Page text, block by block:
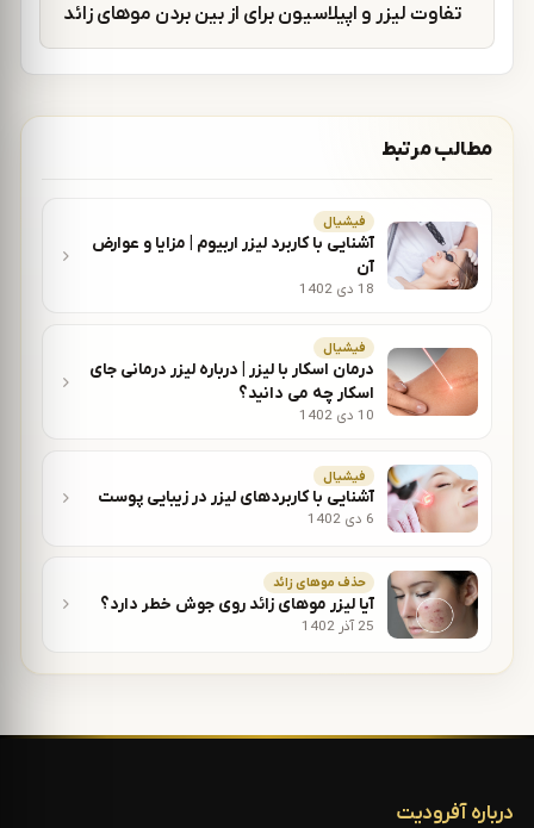
تفاوت لیزر و اپیلاسیون برای از بین بردن موهای زائد
مطالب مرتبط
فیشیال
آشنایی با کاربرد لیزر اربیوم | مزایا و عوارض
آن
18 دی 1402
فیشیال
درمان اسکار با لیزر | درباره لیزر درمانی جای
اسکار چه می دانید؟
10 دی 1402
فیشیال
آشنایی با کاربردهای لیزر در زیبایی پوست
6 دی 1402
حذف موهای زائد
آیا لیزر موهای زائد روی جوش خطر دارد؟
25 آذر 1402
درباره آفرودیت